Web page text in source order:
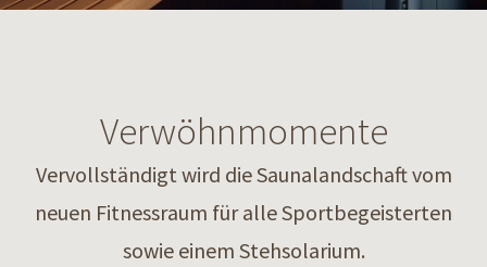
Verwöhnmomente
Vervollständigt wird die Saunalandschaft vom
neuen Fitnessraum für alle Sportbegeisterten
sowie einem Stehsolarium.